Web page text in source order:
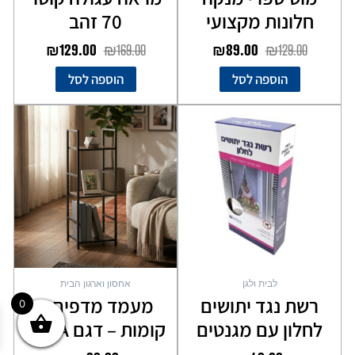
חלונות מקצועי
₪129.00
₪89.00
הוספה לסל
70 זהב
₪169.00
₪129.00
הוספה לסל
לבית ולגן
רשת נגד יתושים
לחלון עם מגנטים
האפשרויות
אחסון וארגון הבית
מעמד מדפים 3
קומות – דגם ARYA
0